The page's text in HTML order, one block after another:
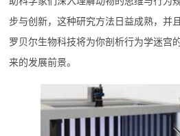
步与创新，这种研究方法日益成熟，并
罗贝尔生物科技将为你剖析行为学迷宫
来的发展前景。